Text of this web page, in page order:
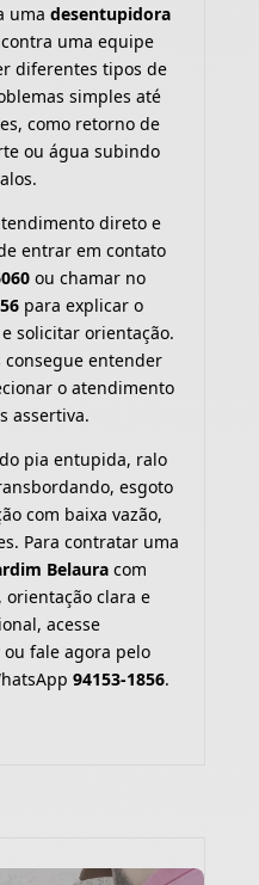
uma desentupidora
uma equipe
diferentes tipos de
simples até
como retorno de
ou água subindo
direto e
entrar em contato
ou chamar no
para explicar o
solicitar orientação.
consegue entender
o atendimento
assertiva.
pia entupida, ralo
esgoto
com baixa vazão,
Para contratar uma
Belaura com
clara e
acesse
ou fale agora pelo
94153-1856.